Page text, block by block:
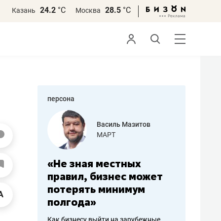
Казань 24.2 °С Москва 28.5 °С
персона
работа
Василь Мазитов
МАРТ
«Не зная местных
правил, бизнес может
потерять минимум
полгода»